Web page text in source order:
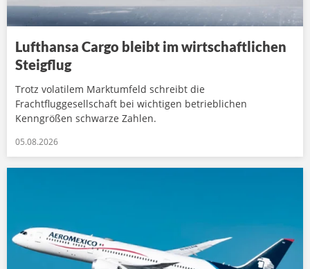
Lufthansa Cargo bleibt im wirtschaftlichen
Steigflug
Trotz volatilem Marktumfeld schreibt die
Frachtfluggesellschaft bei wichtigen betrieblichen
Kenngrößen schwarze Zahlen.
05.08.2026